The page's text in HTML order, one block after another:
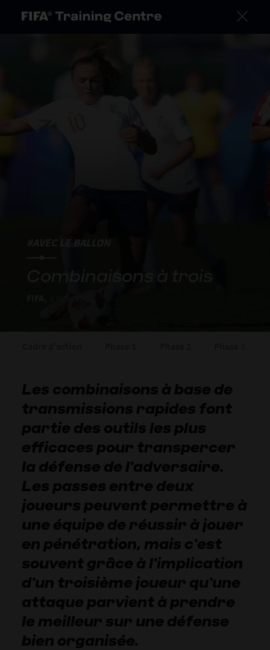
Combinaisons à trois
Les combinaisons à base de
transmissions rapides font
partie des outils les plus
efficaces pour transpercer
la défense de l’adversaire.
Les passes entre deux
joueurs peuvent permettre à
une équipe de réussir à jouer
en pénétration, mais c’est
souvent grâce à l’implication
d’un troisième joueur qu’une
attaque parvient à prendre
le meilleur sur une défense
bien organisée.